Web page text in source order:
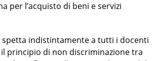
per l’acquisto di beni e servizi
indistintamente a tutti i docenti
principio di non discriminazione tra